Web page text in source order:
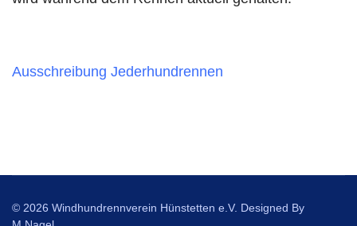
Ausschreibung Jederhundrennen
© 2026 Windhundrennverein Hünstetten e.V. Designed By